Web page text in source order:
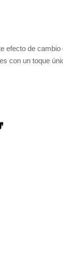
efecto de
con un toque